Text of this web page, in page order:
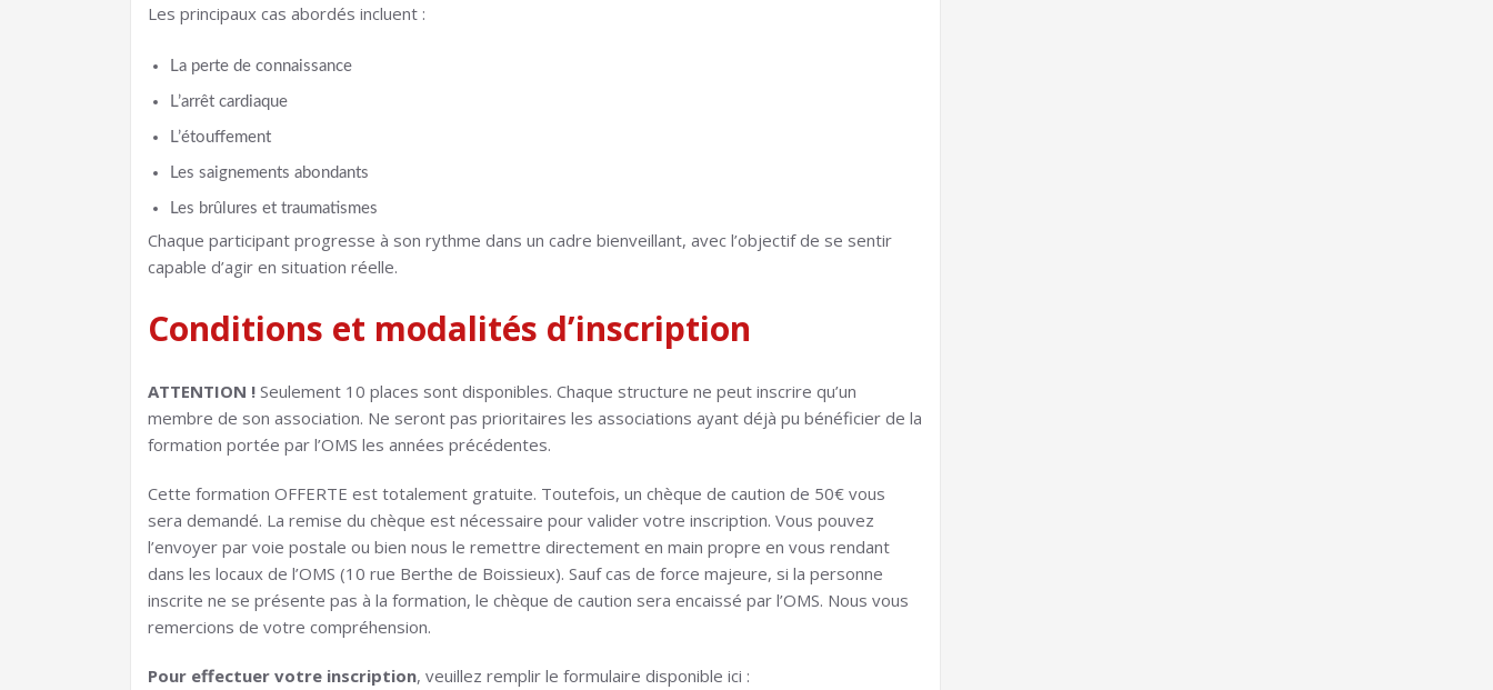
Les principaux cas abordés incluent :
La perte de connaissance
L’arrêt cardiaque
L’étouffement
Les saignements abondants
Les brûlures et traumatismes
Chaque participant progresse à son rythme dans un cadre bienveillant, avec l’objectif de se sentir
capable d’agir en situation réelle.
Conditions et modalités d’inscription
ATTENTION ! Seulement 10 places sont disponibles. Chaque structure ne peut inscrire qu’un
membre de son association. Ne seront pas prioritaires les associations ayant déjà pu bénéficier de la
formation portée par l’OMS les années précédentes.
Cette formation OFFERTE est totalement gratuite. Toutefois, un chèque de caution de 50€ vous
sera demandé. La remise du chèque est nécessaire pour valider votre inscription. Vous pouvez
l’envoyer par voie postale ou bien nous le remettre directement en main propre en vous rendant
dans les locaux de l’OMS (10 rue Berthe de Boissieux). Sauf cas de force majeure, si la personne
inscrite ne se présente pas à la formation, le chèque de caution sera encaissé par l’OMS. Nous vous
remercions de votre compréhension.
Pour effectuer votre inscription, veuillez remplir le formulaire disponible ici :